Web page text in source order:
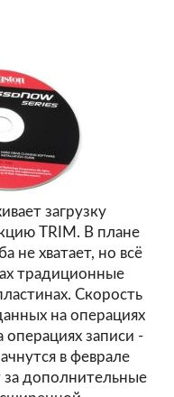
загрузку
TRIM. В плане
не хватает, но всё
традиционные
Скорость
на операциях
записи -
в феврале
дополнительные